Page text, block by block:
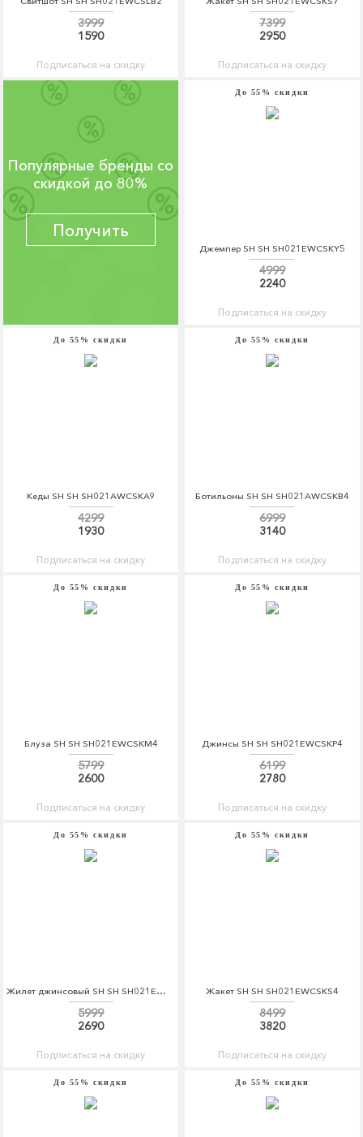
3999
1590
Подписаться на скидку
7399
2950
Подписаться на скидку
Популярные бренды со
скидкой до 80%
Получить
До 55% скидки
Джемпер SH SH SH021EWCSKY5
4999
2240
Подписаться на скидку
До 55% скидки
Кеды SH SH SH021AWCSKA9
4299
1930
Подписаться на скидку
До 55% скидки
Ботильоны SH SH SH021AWCSKB4
6999
3140
Подписаться на скидку
До 55% скидки
Блуза SH SH SH021EWCSKM4
5799
2600
Подписаться на скидку
До 55% скидки
Джинсы SH SH SH021EWCSKP4
6199
2780
Подписаться на скидку
До 55% скидки
Жилет джинсовый SH SH SH021EWCSKR4
5999
2690
Подписаться на скидку
До 55% скидки
Жакет SH SH SH021EWCSKS4
8499
3820
Подписаться на скидку
До 55% скидки До 55% скидки